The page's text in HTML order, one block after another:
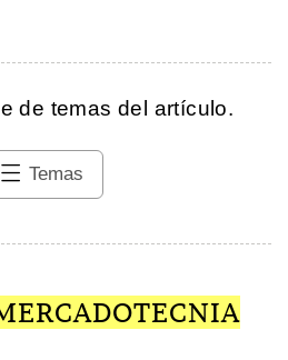
de temas del artículo.
Temas